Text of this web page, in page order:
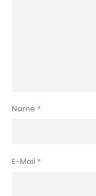
Name *
E-Mail *